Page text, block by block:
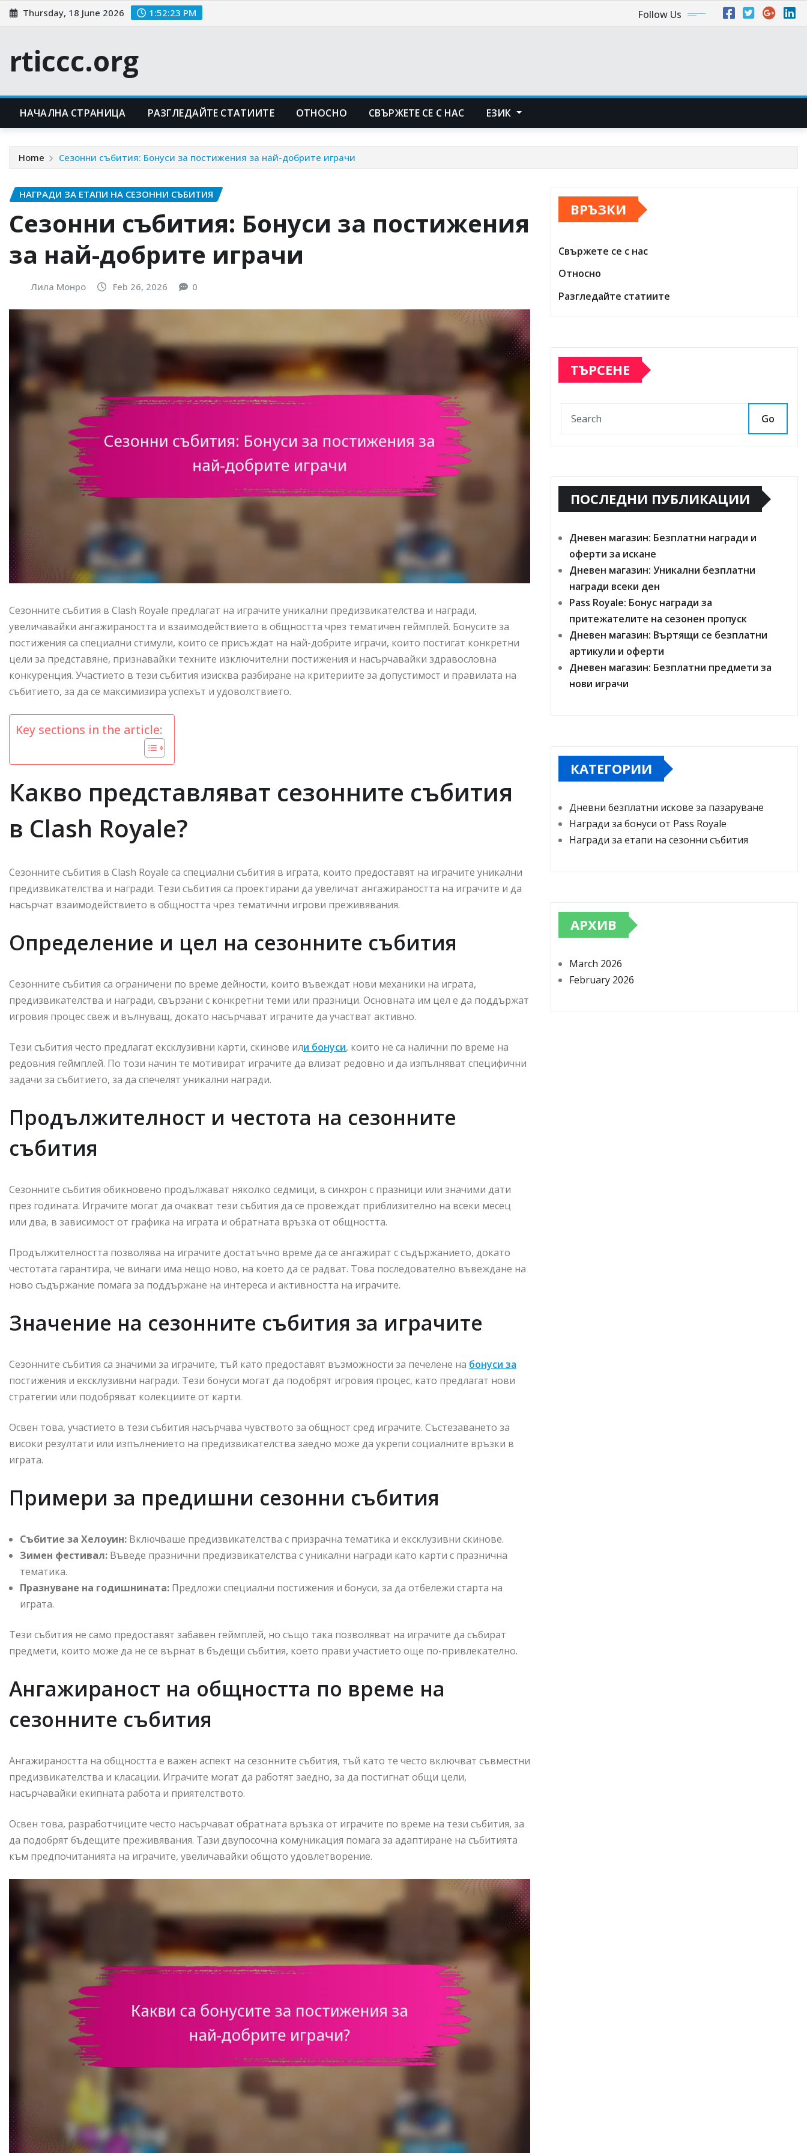
Skip
to
Thursday, 18 June 2026 1:52:24 PM Follow Us
rticcc.org
НАЧАЛНА СТРАНИЦА РАЗГЛЕДАЙТЕ СТАТИИТЕ ОТНОСНО СВЪРЖЕТЕ СЕ С НАС ЕЗИК
Home Сезонни събития: Бонуси за постижения за най-добрите играчи
НАГРАДИ ЗА ЕТАПИ НА СЕЗОННИ СЪБИТИЯ
Сезонни събития: Бонуси за постижения
за най-добрите играчи
Лила Монро Feb 26, 2026 0
Сезонните събития в Clash Royale предлагат на играчите уникални предизвикателства и награди,
увеличавайки ангажираността и взаимодействието в общността чрез тематичен геймплей. Бонусите за
постижения са специални стимули, които се присъждат на най-добрите играчи, които постигат конкретни
цели за представяне, признавайки техните изключителни постижения и насърчавайки здравословна
конкуренция. Участието в тези събития изисква разбиране на критериите за допустимост и правилата на
събитието, за да се максимизира успехът и удоволствието.
Key sections in the article:
Какво представляват сезонните събития
в Clash Royale?
Сезонните събития в Clash Royale са специални събития в играта, които предоставят на играчите уникални
предизвикателства и награди. Тези събития са проектирани да увеличат ангажираността на играчите и да
насърчат взаимодействието в общността чрез тематични игрови преживявания.
Определение и цел на сезонните събития
Сезонните събития са ограничени по време дейности, които въвеждат нови механики на играта,
предизвикателства и награди, свързани с конкретни теми или празници. Основната им цел е да поддържат
игровия процес свеж и вълнуващ, докато насърчават играчите да участват активно.
Тези събития често предлагат ексклузивни карти, скинове или бонуси, които не са налични по време на
редовния геймплей. По този начин те мотивират играчите да влизат редовно и да изпълняват специфични
задачи за събитието, за да спечелят уникални награди.
Продължителност и честота на сезонните
събития
Сезонните събития обикновено продължават няколко седмици, в синхрон с празници или значими дати
през годината. Играчите могат да очакват тези събития да се провеждат приблизително на всеки месец
или два, в зависимост от графика на играта и обратната връзка от общността.
Продължителността позволява на играчите достатъчно време да се ангажират с съдържанието, докато
честотата гарантира, че винаги има нещо ново, на което да се радват. Това последователно въвеждане на
ново съдържание помага за поддържане на интереса и активността на играчите.
Значение на сезонните събития за играчите
Сезонните събития са значими за играчите, тъй като предоставят възможности за печелене на бонуси за
постижения и ексклузивни награди. Тези бонуси могат да подобрят игровия процес, като предлагат нови
стратегии или подобряват колекциите от карти.
Освен това, участието в тези събития насърчава чувството за общност сред играчите. Състезаването за
високи резултати или изпълнението на предизвикателства заедно може да укрепи социалните връзки в
играта.
Примери за предишни сезонни събития
Събитие за Хелоуин: Включваше предизвикателства с призрачна тематика и ексклузивни скинове.
Зимен фестивал: Въведе празнични предизвикателства с уникални награди като карти с празнична
тематика.
Празнуване на годишнината: Предложи специални постижения и бонуси, за да отбележи старта на
играта.
Тези събития не само предоставят забавен геймплей, но също така позволяват на играчите да събират
предмети, които може да не се върнат в бъдещи събития, което прави участието още по-привлекателно.
Ангажираност на общността по време на
сезонните събития
Ангажираността на общността е важен аспект на сезонните събития, тъй като те често включват съвместни
предизвикателства и класации. Играчите могат да работят заедно, за да постигнат общи цели,
насърчавайки екипната работа и приятелството.
Освен това, разработчиците често насърчават обратната връзка от играчите по време на тези събития, за
да подобрят бъдещите преживявания. Тази двупосочна комуникация помага за адаптиране на събитията
към предпочитанията на играчите, увеличавайки общото удовлетворение.
ВРЪЗКИ
Свържете се с нас
Относно
Разгледайте статиите
ТЪРСЕНЕ
Go
ПОСЛЕДНИ ПУБЛИКАЦИИ
Дневен магазин: Безплатни награди и
оферти за искане
Дневен магазин: Уникални безплатни
награди всеки ден
Pass Royale: Бонус награди за
притежателите на сезонен пропуск
Дневен магазин: Въртящи се безплатни
артикули и оферти
Дневен магазин: Безплатни предмети за
нови играчи
КАТЕГОРИИ
Дневни безплатни искове за пазаруване
Награди за бонуси от Pass Royale
Награди за етапи на сезонни събития
АРХИВ
March 2026
February 2026